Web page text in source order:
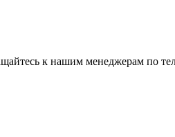
к нашим менеджерам по